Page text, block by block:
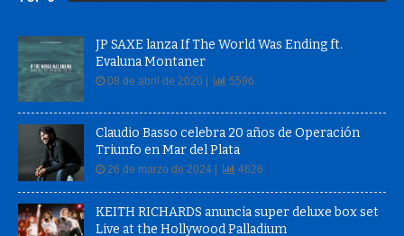
JP SAXE lanza If The World Was Ending ft.
Evaluna Montaner
08 de abril de 2020 | 5596
Claudio Basso celebra 20 años de Operación
Triunfo en Mar del Plata
26 de marzo de 2024 | 4626
KEITH RICHARDS anuncia super deluxe box set
Live at the Hollywood Palladium